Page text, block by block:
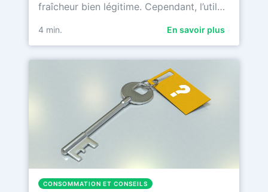
fraîcheur bien légitime. Cependant, l’util…
4 min. En savoir plus
CONSOMMATION ET CONSEILS